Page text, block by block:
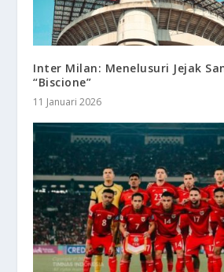
Inter Milan: Menelusuri Jejak
“Biscione”
11 Januari 2026